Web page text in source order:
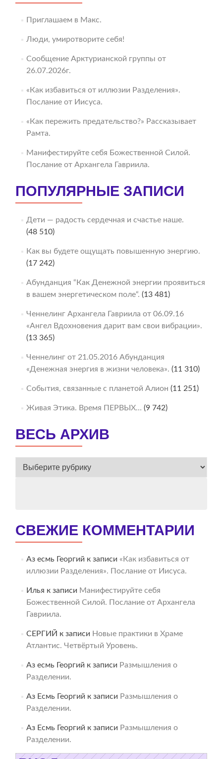
Приглашаем в Макс.
Люди, умиротворите себя!
Сообщение Арктурианской группы от
26.07.2026г.
«Как избавиться от иллюзии Разделения».
Послание от Иисуса.
«Как пережить предательство?» Рассказывает
Рамта.
Манифестируйте себя Божественной Силой.
Послание от Архангела Гавриила.
ПОПУЛЯРНЫЕ ЗАПИСИ
Дети — радость сердечная и счастье наше.
(48 510)
Как вы будете ощущать повышенную энергию.
(17 242)
Абунданция “Как Денежной энергии проявиться
в вашем энергетическом поле“. (13 481)
Ченнелинг Архангела Гавриила от 06.09.16
«Ангел Вдохновения дарит вам свои вибрации».
(13 365)
Ченнелинг от 21.05.2016 Абунданция
«Денежная энергия в жизни человека». (11 310)
События, связанные с планетой Алион (11 251)
Живая Этика. Время ПЕРВЫХ… (9 742)
ВЕСЬ АРХИВ
ВЕСЬ
СВЕЖИЕ КОММЕНТАРИИ
Аз есмь Георгий к записи «Как избавиться от
иллюзии Разделения». Послание от Иисуса.
Илья к записи Манифестируйте себя
Божественной Силой. Послание от Архангела
Гавриила.
СЕРГИЙ к записи Новые практики в Храме
Атлантис. Четвёртый Уровень.
Аз есмь Георгий к записи Размышления о
Разделении.
Аз Есмь Георгий к записи Размышления о
Разделении.
Аз Есмь Георгий к записи Размышления о
Разделении.